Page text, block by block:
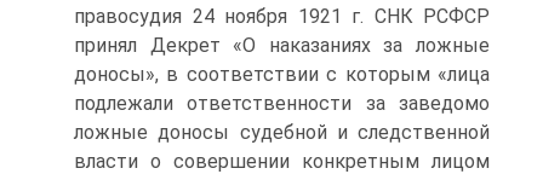
правосудия 24 ноября 1921 г. СНК РСФСР
принял Декрет «О наказаниях за ложные
доносы», в соответствии с которым «лица
подлежали ответственности за заведомо
ложные доносы судебной и следственной
власти о совершении конкретным лицом